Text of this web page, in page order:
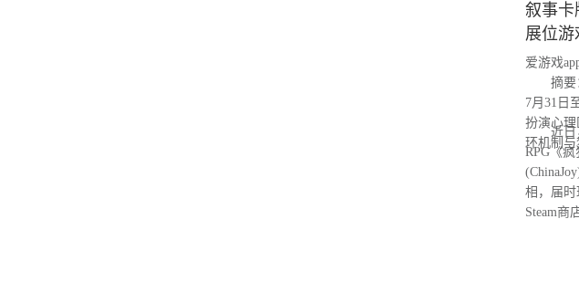
叙事卡
展位游
爱游戏
摘要
7月31日
扮演心
环机制与
近日
RPG《
相，届时
Steam商